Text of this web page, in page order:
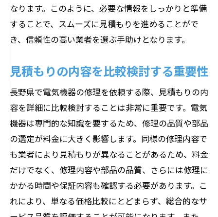
安心のアフターサービス体制
顧客満足度向上への取り組み
見積もりから完了まで電気機器修理の安心サ
徹底したヒアリングで安心の見積もり
修理過程の透明性と情報共有
お客様の立場に立ったサービス提供
修理結果の詳細な報告と説明
フォローアップとアフターケアの重要性
トータルサポートで安心の修理体験
電気機器の故障診断と修理見積もりで考慮す
べきポイント
故障診断のプロセスと重要性
なります。このように、必要な情報をしっかりと準備
することで、スムーズに見積もりを進めることがで
き、信頼性の高い業者を選ぶ手助けとなります。
見積もりの内容を比較検討する重要性
長野県で電気機器の修理を依頼する際、見積もりの内
容を詳細に比較検討することは非常に重要です。電気
機器は専門的な知識を要するため、修理の品質や部品
の選定が料金に大きく影響します。同様の修理内容で
も業者により見積もりが異なることがあるため、料金
だけでなく、修理内容や部品の品質、さらには修理に
かかる時間や保証内容も確認する必要があります。こ
れにより、単なる価格比較にとどまらず、総合的なサ